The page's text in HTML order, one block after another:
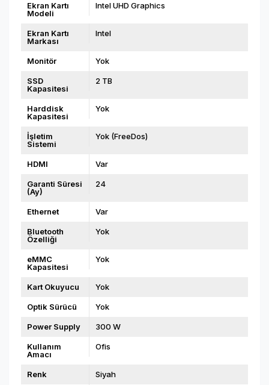
Ekran Kartı
Modeli
Intel UHD Graphics
Ekran Kartı
Markası
Intel
Monitör Yok
SSD
Kapasitesi
2 TB
Harddisk
Kapasitesi
Yok
İşletim
Sistemi
Yok (FreeDos)
HDMI Var
Garanti Süresi
(Ay)
24
Ethernet Var
Bluetooth
Özelliği
Yok
eMMC
Kapasitesi
Yok
Kart Okuyucu Yok
Optik Sürücü Yok
Power Supply 300 W
Kullanım
Amacı
Ofis
Renk Siyah